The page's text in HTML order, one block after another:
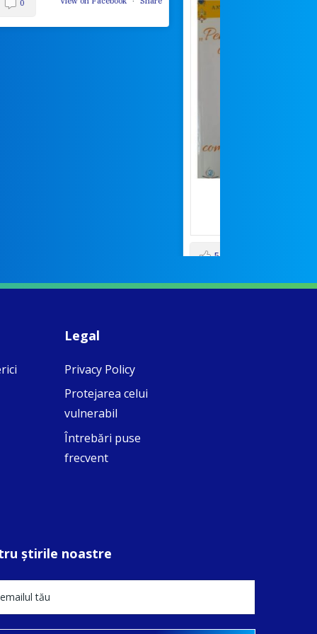
Share
Legal
Privacy Policy
Protejarea celui
vulnerabil
Întrebări puse
frecvent
ştirile noastre